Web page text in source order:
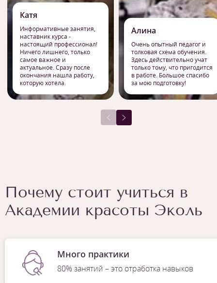
1/9
Катя
Информативные занятия,
наставник курса -
настоящий профессионал!
Ничего лишнего, только
самое важное и
актуальное. Сразу после
окончания нашла работу,
которую хотела.
Алина
Очень опытный педагог и
толковая схема обучения.
Здесь действительно учат
только тому, что пригодится
в работе. Большое спасибо
за мою подготовку!
Почему стоит учиться в
Академии красоты Эколь
Много практики
80% занятий – это отработка навыков